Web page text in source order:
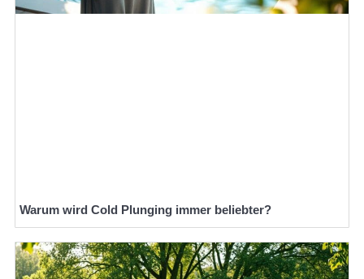
Warum wird Cold Plunging immer beliebter?